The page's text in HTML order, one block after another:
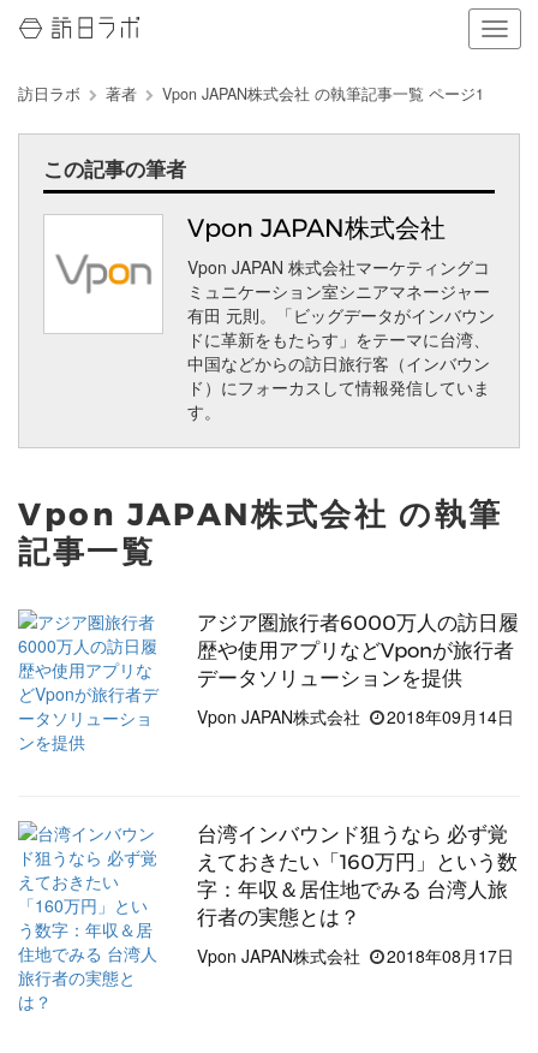
ナ
ビ
シ
の
訪日ラボ 著者 Vpon JAPAN株式会社 の執筆記事一覧 ページ1
この記事の筆者
Vpon JAPAN株式会社
Vpon JAPAN 株式会社マーケティングコ
ミュニケーション室シニアマネージャー
有田 元則。「ビッグデータがインバウン
ドに革新をもたらす」をテーマに台湾、
中国などからの訪日旅行客（インバウン
ド）にフォーカスして情報発信していま
す。
Vpon JAPAN株式会社 の執筆
記事一覧
アジア圏旅行者6000万人の訪日履
歴や使用アプリなどVponが旅行者
データソリューションを提供
Vpon JAPAN株式会社
2018年09月14日
台湾インバウンド狙うなら 必ず覚
えておきたい「160万円」という数
字：年収＆居住地でみる 台湾人旅
行者の実態とは？
Vpon JAPAN株式会社
2018年08月17日